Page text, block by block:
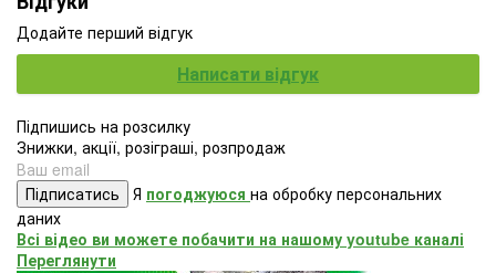
Додайте перший відгук
Написати відгук
Підпишись на розсилку
Знижки, акції, розіграші, розпродаж
Підписатись Я погоджуюся на обробку персональних
даних
Всі відео ви можете побачити на нашому youtube каналі
Переглянути